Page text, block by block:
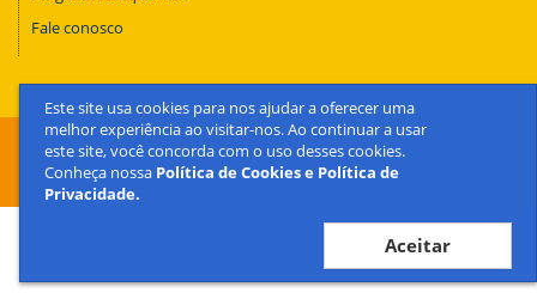
Este site usa cookies para nos ajudar a oferecer uma
melhor experiência ao visitar-nos. Ao continuar a usar
este site, você concorda com o uso desses cookies.
Conheça nossa Política de Cookies e Política de
Privacidade.
Aceitar
Fale conosco